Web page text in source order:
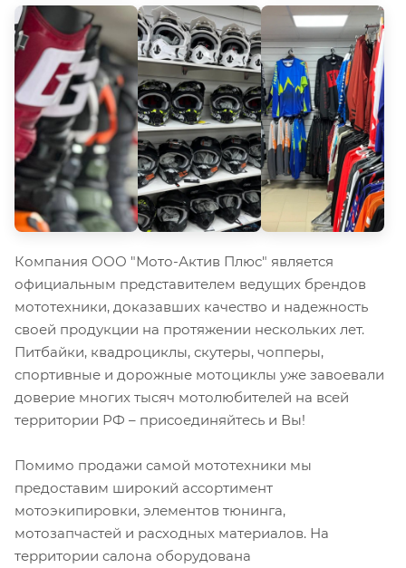
Компания ООО "Мото-Актив Плюс" является
официальным представителем ведущих брендов
мототехники, доказавших качество и надежность
своей продукции на протяжении нескольких лет.
Питбайки, квадроциклы, скутеры, чопперы,
спортивные и дорожные мотоциклы уже завоевали
доверие многих тысяч мотолюбителей на всей
территории РФ – присоединяйтесь и Вы!
Помимо продажи самой мототехники мы
предоставим широкий ассортимент
мотоэкипировки, элементов тюнинга,
мотозапчастей и расходных материалов. На
территории салона оборудована